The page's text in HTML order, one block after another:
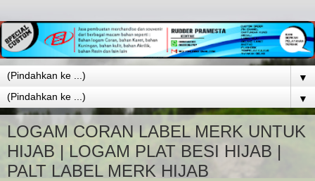
▼
▼
LOGAM CORAN LABEL MERK UNTUK
HIJAB | LOGAM PLAT BESI HIJAB |
PALT LABEL MERK HIJAB